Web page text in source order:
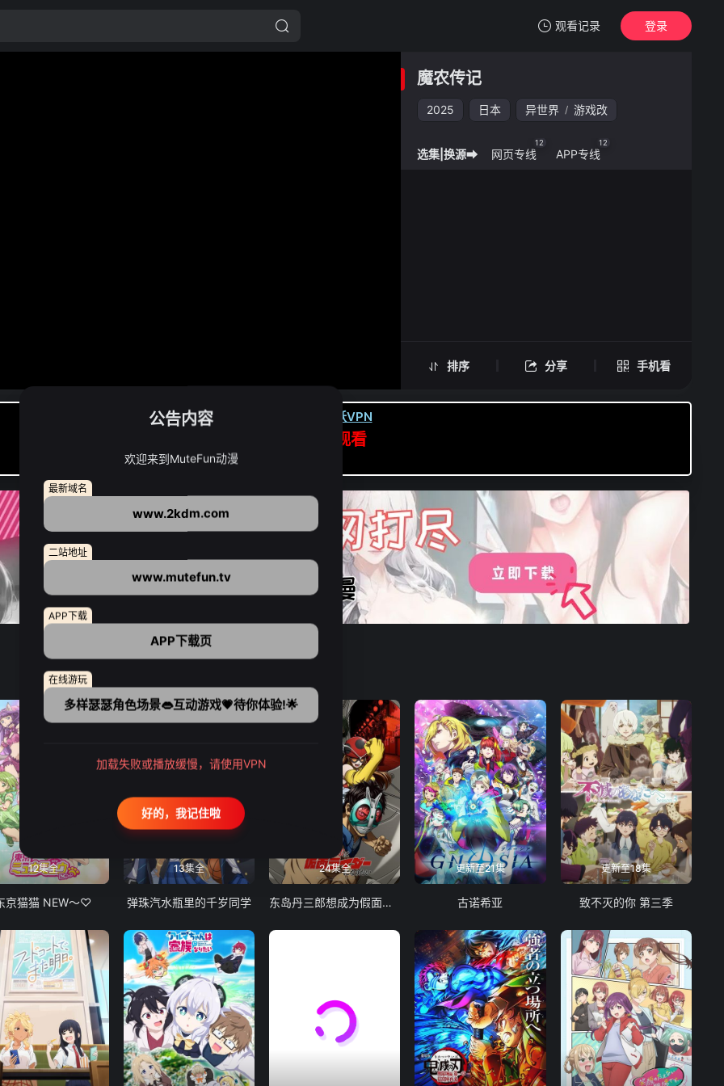
观看记录
我的观影记录
魔农传记
登录
魔农传记
2025 日本 异世界 / 游戏改
排序 分享 手机看
选集|换源➡ 网页专线
12
APP专线
12
卡顿请翻墙(亚洲节点优先): 下载虎跃VPN
APP高速专线可前往APP观看
点我下载APP（仅安卓/苹果暂无）
12集全
京猫猫 NEW～♡
13集全
弹珠汽水瓶里的千岁同学
24集全
东岛丹三郎想成为假面骑士
更新至21集
古诺希亚
更新至18集
致不灭的你 第三季
公告内容
欢迎来到MuteFun动漫
最新域名
www.2kdm.com
二站地址
www.mutefun.tv
APP下载
APP下载页
在线游玩
多样瑟瑟角色场景👄互动游戏💗待你体验!🌟
加载失败或播放缓慢，请使用VPN
好的，我记住啦